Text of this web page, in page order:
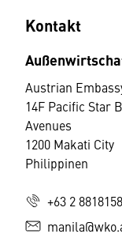
Kontakt
Austrian
14F Pacific Star
Avenues
1200 Makati City
Philippinen
+63 2